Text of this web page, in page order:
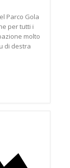
Parco Gola
per tutti i
molto
di destra